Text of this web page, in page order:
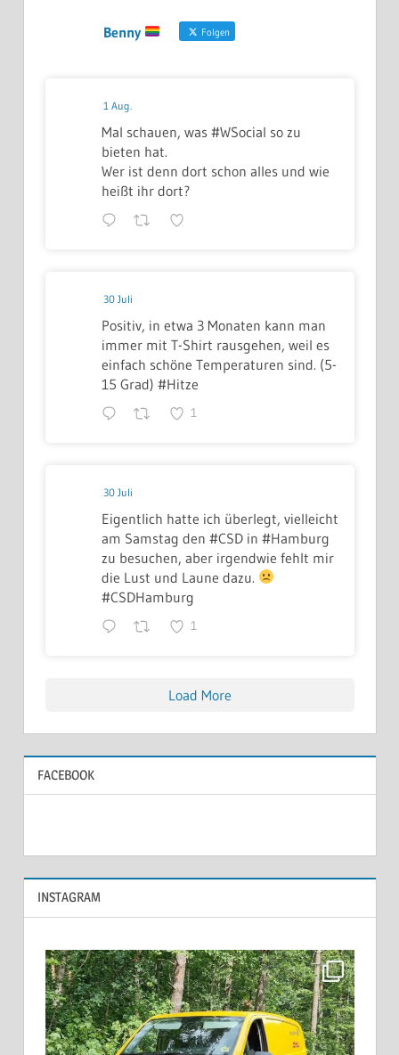
Benny Folgen
1 Aug.
Mal schauen, was #WSocial so zu
bieten hat.
Wer ist denn dort schon alles und wie
heißt ihr dort?
30 Juli
Positiv, in etwa 3 Monaten kann man
immer mit T-Shirt rausgehen, weil es
einfach schöne Temperaturen sind. (5-
15 Grad) #Hitze
1
30 Juli
Eigentlich hatte ich überlegt, vielleicht
am Samstag den #CSD in #Hamburg
zu besuchen, aber irgendwie fehlt mir
die Lust und Laune dazu.
#CSDHamburg
1
Load More
FACEBOOK
INSTAGRAM